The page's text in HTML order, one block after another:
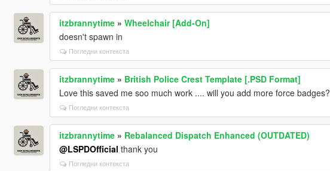
itzbrannytime» Wheelchair [Add-On]
doesn't spawn in
Погледни контекста
itzbrannytime» British Police Crest Template [.PSD Format]
Love this saved me soo much work .... will you add more force badges?
Погледни контекста
itzbrannytime» Rebalanced Dispatch Enhanced (OUTDATED)
@LSPDOfficial thank you
Погледни контекста